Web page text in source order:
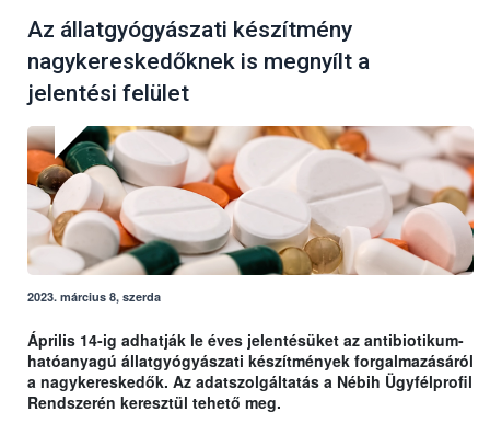
Az állatgyógyászati készítmény
nagykereskedőknek is megnyílt a
jelentési felület
2023. március 8, szerda
Április 14-ig adhatják le éves jelentésüket az antibiotikum-
hatóanyagú állatgyógyászati készítmények forgalmazásáról
a nagykereskedők. Az adatszolgáltatás a Nébih Ügyfélprofil
Rendszerén keresztül tehető meg.